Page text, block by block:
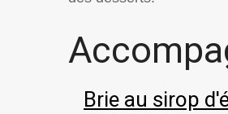
Brie au sirop